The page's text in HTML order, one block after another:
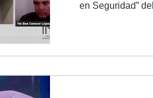
data center energía
en Seguridad”